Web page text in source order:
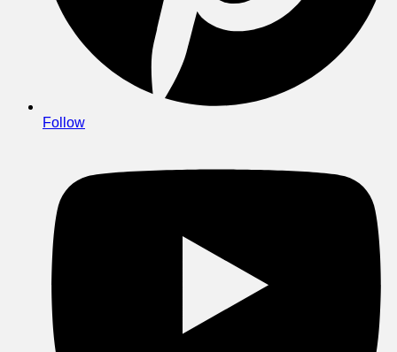
Follow